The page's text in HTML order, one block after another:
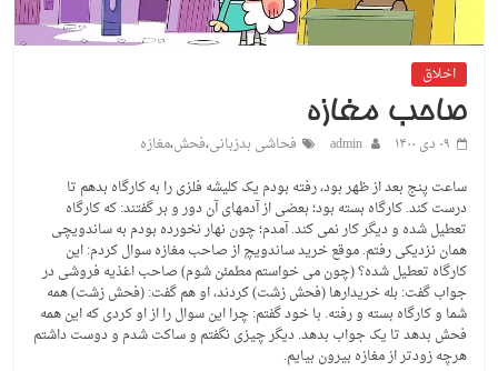
اخلاق
صاحب مغازه
۰۹ دی ۱۴۰۰ admin فحاشی بدزبانی،فحش،مغازه
ساعت پنج بعد از ظهر بود، رفته بودم یک کلیشه فلزی را به کارگاه بدهم تا
درست کند. کارگاه بسته بود؛ بعضی از آدمهای آن دور و بر گفتند: که کارگاه
تعطیل شده و دیگر کار نمی کند. آمدم؛ چون نهار نخورده بودم به ساندویچی
همان نزدیکی رفتم. موقع خرید ساندویچ از صاحب مغازه سوال کردم: این
کارگاه تعطیل شده؟ (چون می خواستم مطمئن شوم) صاحب اغذیه فروشی در
جواب گفت: بله خریدارها (فحش زشت) کردند، او هم گفت: (فحش زشت) همه
شما و کارگاه بسته و رفته. با خود گفتم: چرا این سوال را از او کردی که این همه
فحش بدهد تا یک جواب بدهد. دیگر چیزی نگفتم و ساکت شدم و دوست داشتم
هرچه زودتر از مغازه بیرون بیایم.